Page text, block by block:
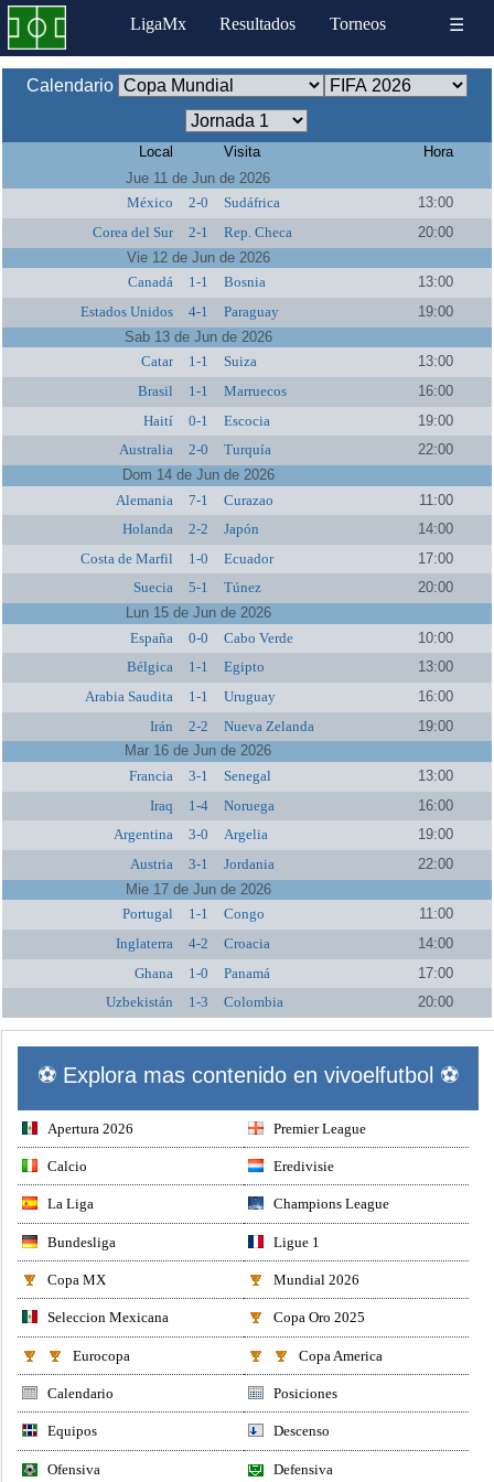
LigaMx Resultados Torneos ☰
Calendario
Local Visita
Hora
Jue 11 de Jun de 2026
México
2-0 Sudáfrica
13:00
Corea del Sur
2-1 Rep. Checa
20:00
Vie 12 de Jun de 2026
Canadá
1-1 Bosnia
13:00
Estados Unidos
4-1 Paraguay
19:00
Sab 13 de Jun de 2026
Catar
1-1 Suiza
13:00
Brasil
1-1 Marruecos
16:00
Haití
0-1 Escocia
19:00
Australia
2-0 Turquía
22:00
Dom 14 de Jun de 2026
Alemania
7-1 Curazao
11:00
Holanda
2-2 Japón
14:00
Costa de Marfil
1-0 Ecuador
17:00
Suecia
5-1 Túnez
20:00
Lun 15 de Jun de 2026
España
0-0 Cabo Verde
10:00
Bélgica
1-1 Egipto
13:00
Arabia Saudita
1-1 Uruguay
16:00
Irán
2-2 Nueva Zelanda
19:00
Mar 16 de Jun de 2026
Francia
3-1 Senegal
13:00
Iraq
1-4 Noruega
16:00
Argentina
3-0 Argelia
19:00
Austria
3-1 Jordania
22:00
Mie 17 de Jun de 2026
Portugal
1-1 Congo
11:00
Inglaterra
4-2 Croacia
14:00
Ghana
1-0 Panamá
17:00
Uzbekistán
1-3 Colombia 20:00
⚽ Explora mas contenido en vivoelfutbol ⚽
Apertura 2026 Premier League
Calcio Eredivisie
La Liga Champions League
Bundesliga Ligue 1
Copa MX Mundial 2026
Seleccion Mexicana Copa Oro 2025
Eurocopa Copa America
Calendario Posiciones
Equipos Descenso
Ofensiva Defensiva